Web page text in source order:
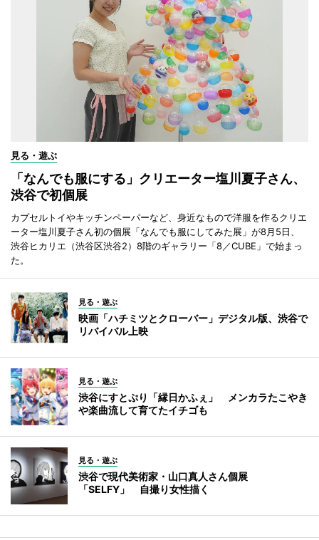
見る・遊ぶ
「なんでも服にする」クリエーター塩川夏子さん、
渋谷で初個展
カプセルトイやキッチンペーパーなど、身近なもので洋服を作るクリエ
ーター塩川夏子さん初の個展「なんでも服にしてみた展」が8月5日、
渋谷ヒカリエ（渋谷区渋谷2）8階のギャラリー「8／CUBE」で始まっ
た。
見る・遊ぶ
映画「ハチミツとクローバー」デジタル版、渋谷で
リバイバル上映
見る・遊ぶ
渋谷にすとぷり「縁日かふぇ」 メンカラたこやき
や楽曲流して育てたイチゴも
見る・遊ぶ
渋谷で現代美術家・山口真人さん個展
「SELFY」 自撮り女性描く